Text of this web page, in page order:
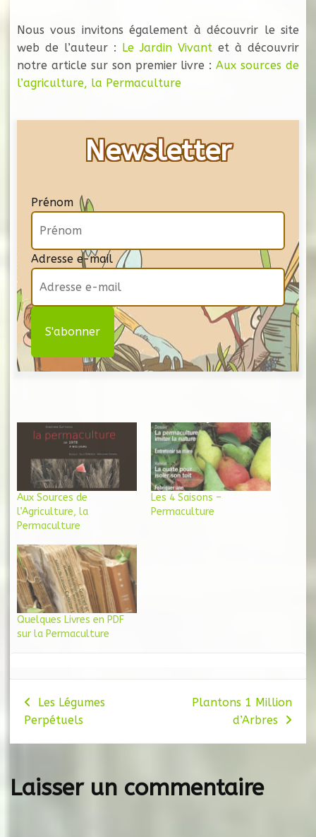
Nous vous invitons également à découvrir le site
web de l’auteur :
Le Jardin Vivant et à découvrir
notre article sur son premier livre :Aux sources de
l’agriculture, la Permaculture
Newsletter
Prénom
Adresse e-mail
Aux Sources de
l’Agriculture, la
Permaculture
Les 4 Saisons –
Permaculture
Quelques Livres en PDF
sur la Permaculture
Navigation
de
l’article
Les Légumes
Perpétuels
Plantons 1 Million
d’Arbres
Laisser un commentaire